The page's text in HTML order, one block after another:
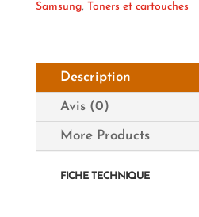
Samsung, Toners et cartouches
Description
Avis (0)
More Products
FICHE TECHNIQUE